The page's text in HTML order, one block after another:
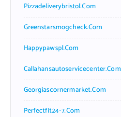
Pizzadeliverybristol.com
Greenstarsmogcheck.com
Happypawspl.com
Callahansautoservicecenter.com
Georgiascornermarket.com
Perfectfit24-7.com